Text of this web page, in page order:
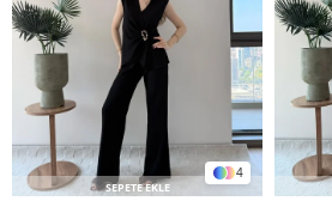
4
SEPETE EKLE